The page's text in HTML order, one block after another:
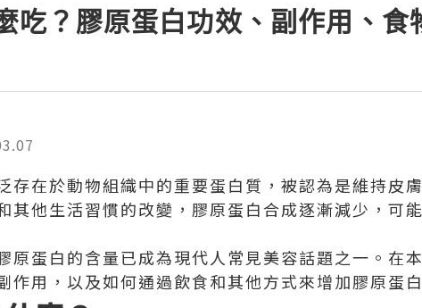
吃？膠原蛋白功效、副作用、食
存在於動物組織中的重要蛋白質，被認為是維持皮
其他生活習慣的改變，膠原蛋白合成逐漸減少，可
原蛋白的含量已成為現代人常見美容話題之一。在
作用，以及如何通過飲食和其他方式來增加膠原蛋白